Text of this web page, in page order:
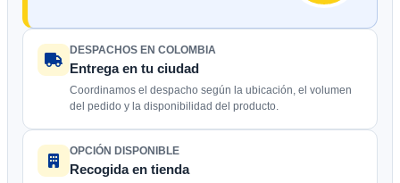
DESPACHOS EN COLOMBIA
Entrega en tu ciudad
Coordinamos el despacho según la ubicación, el volumen
del pedido y la disponibilidad del producto.
OPCIÓN DISPONIBLE
Recogida en tienda